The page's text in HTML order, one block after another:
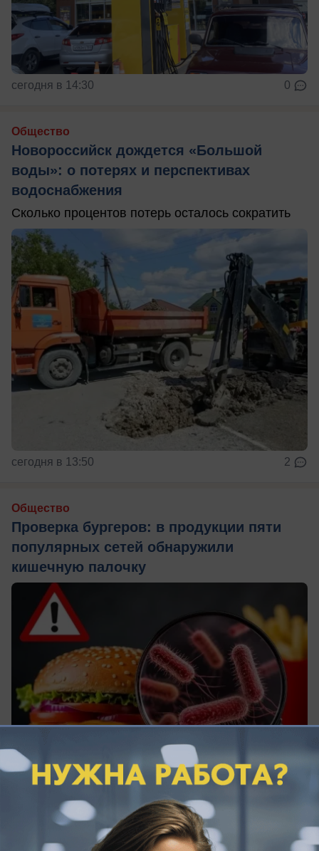
сегодня в 14:30 0
Общество
Новороссийск дождется «Большой
воды»: о потерях и перспективах
водоснабжения
Сколько процентов потерь осталось сократить
сегодня в 13:50 2
Общество
Проверка бургеров: в продукции пяти
популярных сетей обнаружили
кишечную палочку
сегодня в 13:10